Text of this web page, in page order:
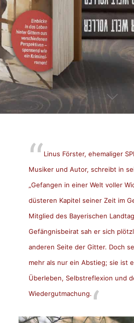
Linus Förster, ehemaliger
Musiker und Autor, schreibt in
„Gefangen in einer Welt voller
düsteren Kapitel seiner Zeit im
Mitglied des Bayerischen
Gefängnisbeirat sah er sich
anderen Seite der Gitter. Doch
mehr als nur ein Abstieg; sie ist
Überleben, Selbstreflexion und
Wiedergutmachung.